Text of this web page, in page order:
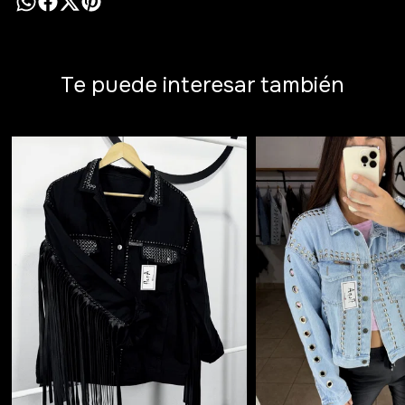
Te puede interesar también